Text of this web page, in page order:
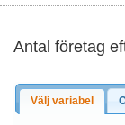
Antal företag
Välj variabel